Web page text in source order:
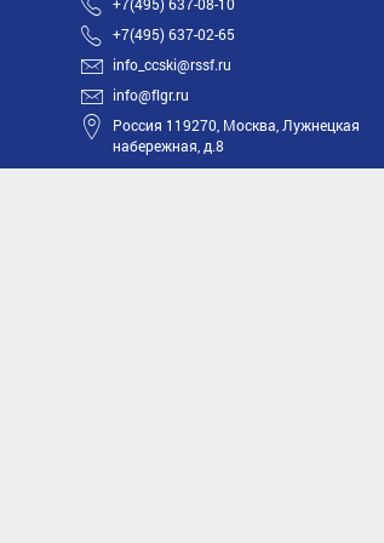
+7(495) 637-02-65
info_ccski@rssf.ru
info@flgr.ru
Россия 119270, Москва, Лужнецкая
набережная, д.8